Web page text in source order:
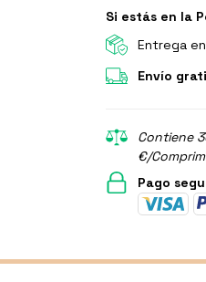
Si estás en la
Entrega
Envío
Contiene
€/
Pago